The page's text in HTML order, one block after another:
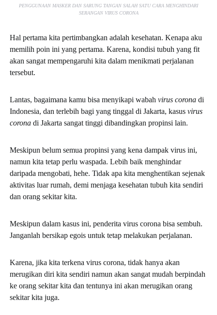
PENGGUNAAN MASKER DAN SARUNG TANGAN SALAH SATU CARA MENGHINDARI
SERANGAN VIRUS CORONA
Hal pertama kita pertimbangkan adalah kesehatan. Kenapa aku
memilih poin ini yang pertama. Karena, kondisi tubuh yang fit
akan sangat mempengaruhi kita dalam menikmati perjalanan
tersebut.
Lantas, bagaimana kamu bisa menyikapi wabah virus corona di
Indonesia, dan terlebih bagi yang tinggal di Jakarta, kasus virus
corona di Jakarta sangat tinggi dibandingkan propinsi lain.
Meskipun belum semua propinsi yang kena dampak virus ini,
namun kita tetap perlu waspada. Lebih baik menghindar
daripada mengobati, hehe. Tidak apa kita menghentikan sejenak
aktivitas luar rumah, demi menjaga kesehatan tubuh kita sendiri
dan orang sekitar kita.
Meskipun dalam kasus ini, penderita virus corona bisa sembuh.
Janganlah bersikap egois untuk tetap melakukan perjalanan.
Karena, jika kita terkena virus corona, tidak hanya akan
merugikan diri kita sendiri namun akan sangat mudah berpindah
ke orang sekitar kita dan tentunya ini akan merugikan orang
sekitar kita juga.